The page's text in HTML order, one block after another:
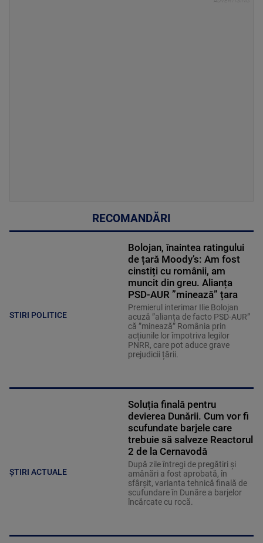
RECOMANDĂRI
STIRI POLITICE
Bolojan, înaintea ratingului
de țară Moody’s: Am fost
cinstiți cu românii, am
muncit din greu. Alianța
PSD-AUR ”minează” țara
Premierul interimar Ilie Bolojan
acuză ”alianța de facto PSD-AUR”
că ”minează” România prin
acțiunile lor împotriva legilor
PNRR, care pot aduce grave
prejudicii țării.
ȘTIRI ACTUALE
Soluția finală pentru
devierea Dunării. Cum vor fi
scufundate barjele care
trebuie să salveze Reactorul
2 de la Cernavodă
După zile întregi de pregătiri și
amânări a fost aprobată, în
sfârșit, varianta tehnică finală de
scufundare în Dunăre a barjelor
încărcate cu rocă.